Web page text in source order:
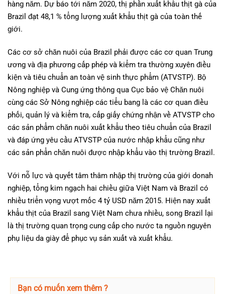
hàng năm. Dự báo tới năm 2020, thị phần xuất khẩu thịt gà của
Brazil đạt 48,1 % tổng lượng xuất khẩu thịt gà của toàn thế
giới.
Các cơ sở chăn nuôi của Brazil phải được các cơ quan Trung
ương và địa phương cấp phép và kiểm tra thường xuyên điều
kiện và tiêu chuẩn an toàn vệ sinh thực phẩm (ATVSTP). Bộ
Nông nghiệp và Cung ứng thông qua Cục bảo vệ Chăn nuôi
cùng các Sở Nông nghiệp các tiểu bang là các cơ quan điều
phối, quản lý và kiểm tra, cấp giấy chứng nhận về ATVSTP cho
các sản phẩm chăn nuôi xuất khẩu theo tiêu chuẩn của Brazil
và đáp ứng yêu cầu ATVSTP của nước nhập khẩu cũng như
các sản phẩn chăn nuôi được nhập khẩu vào thị trường Brazil.
Với nỗ lực và quyết tâm thâm nhập thị trường của giới donah
nghiệp, tổng kim ngạch hai chiều giữa Việt Nam và Brazil có
nhiều triển vọng vượt mốc 4 tỷ USD năm 2015. Hiện nay xuất
khẩu thịt của Brazil sang Việt Nam chưa nhiều, song Brazil lại
là thị trường quan trọng cung cấp cho nước ta nguồn nguyên
phụ liệu da giày để phục vụ sản xuất và xuất khẩu.
Bạn có muốn xem thêm ?